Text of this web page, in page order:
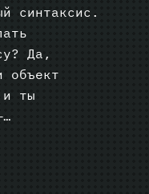
синтаксис.
Да,
объект
и ты